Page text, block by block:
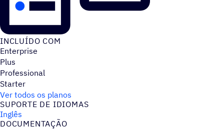
INCLUÍDO COM
Enterprise
Plus
Professional
Starter
Ver todos os planos
SUPORTE DE IDIOMAS
Inglês
DOCUMENTAÇÃO